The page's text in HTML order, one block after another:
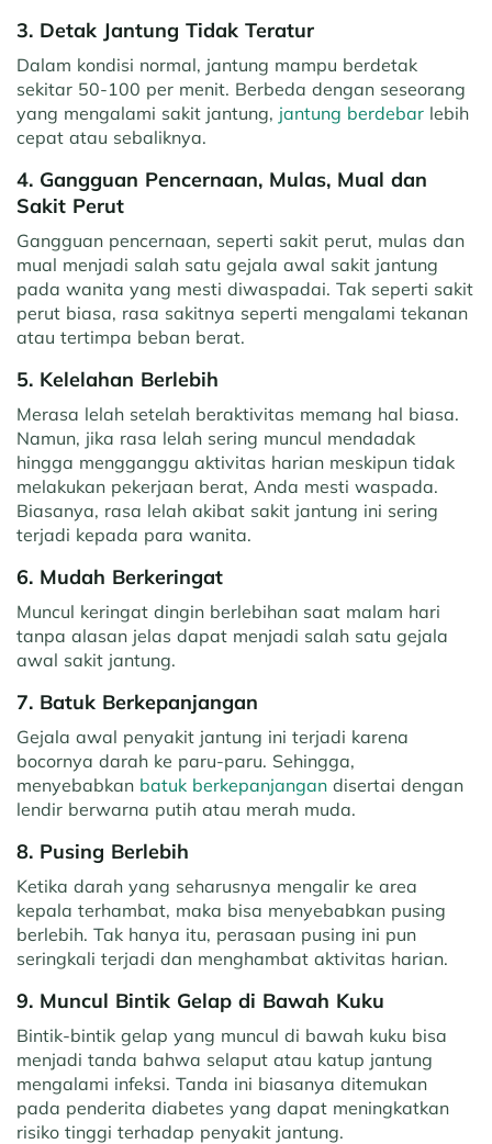
3. Detak Jantung Tidak Teratur
Dalam kondisi normal, jantung mampu berdetak
sekitar 50-100 per menit. Berbeda dengan seseorang
yang mengalami sakit jantung, jantung berdebar lebih
cepat atau sebaliknya.
4. Gangguan Pencernaan, Mulas, Mual dan
Sakit Perut
Gangguan pencernaan, seperti sakit perut, mulas dan
mual menjadi salah satu gejala awal sakit jantung
pada wanita yang mesti diwaspadai. Tak seperti sakit
perut biasa, rasa sakitnya seperti mengalami tekanan
atau tertimpa beban berat.
5. Kelelahan Berlebih
Merasa lelah setelah beraktivitas memang hal biasa.
Namun, jika rasa lelah sering muncul mendadak
hingga mengganggu aktivitas harian meskipun tidak
melakukan pekerjaan berat, Anda mesti waspada.
Biasanya, rasa lelah akibat sakit jantung ini sering
terjadi kepada para wanita.
6. Mudah Berkeringat
Muncul keringat dingin berlebihan saat malam hari
tanpa alasan jelas dapat menjadi salah satu gejala
awal sakit jantung.
7. Batuk Berkepanjangan
Gejala awal penyakit jantung ini terjadi karena
bocornya darah ke paru-paru. Sehingga,
menyebabkan batuk berkepanjangan disertai dengan
lendir berwarna putih atau merah muda.
8. Pusing Berlebih
Ketika darah yang seharusnya mengalir ke area
kepala terhambat, maka bisa menyebabkan pusing
berlebih. Tak hanya itu, perasaan pusing ini pun
seringkali terjadi dan menghambat aktivitas harian.
9. Muncul Bintik Gelap di Bawah Kuku
Bintik-bintik gelap yang muncul di bawah kuku bisa
menjadi tanda bahwa selaput atau katup jantung
mengalami infeksi. Tanda ini biasanya ditemukan
pada penderita diabetes yang dapat meningkatkan
risiko tinggi terhadap penyakit jantung.